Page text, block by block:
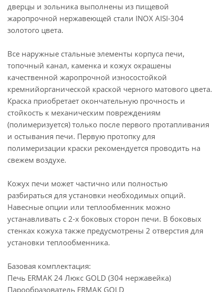
дверцы и зольника выполнены из пищевой
жаропрочной нержавеющей стали INOX AISI-304
золотого цвета.
Все наружные стальные элементы корпуса печи,
топочный канал, каменка и кожух окрашены
качественной жаропрочной износостойкой
кремнийорганической краской черного матового цвета.
Краска приобретает окончательную прочность и
стойкость к механическим повреждениям
(полимеризуется) только после первого протапливания
и остывания печи. Первую протопку для
полимеризации краски рекомендуется проводить на
свежем воздухе.
Кожух печи может частично или полностью
разбираться для установки необходимых опций.
Навесные опции или теплообменник можно
устанавливать с 2-х боковых сторон печи. В боковых
стенках кожуха также предусмотрены 2 отверстия для
установки теплообменника.
Базовая комплектация:
Печь ERMAK 24 Люкс GOLD (304 нержавейка)
Парообразователь ERMAK GOLD